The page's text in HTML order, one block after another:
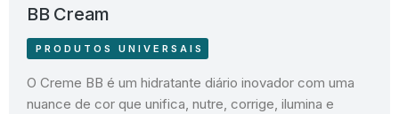
BB Cream
PRODUTOS UNIVERSAIS
O Creme BB é um hidratante diário inovador com uma
nuance de cor que unifica, nutre, corrige, ilumina e